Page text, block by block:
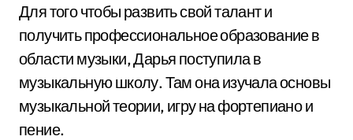
Для того чтобы развить свой талант и
получить профессиональное образование в
области музыки, Дарья поступила в
музыкальную школу. Там она изучала основы
музыкальной теории, игру на фортепиано и
пение.